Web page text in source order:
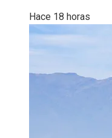
Hace 18 horas